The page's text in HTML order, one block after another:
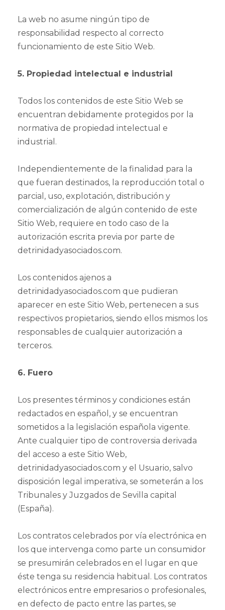
La web no asume ningún tipo de
responsabilidad respecto al correcto
funcionamiento de este Sitio Web.
5. Propiedad intelectual e industrial
Todos los contenidos de este Sitio Web se
encuentran debidamente protegidos por la
normativa de propiedad intelectual e
industrial.
Independientemente de la finalidad para la
que fueran destinados, la reproducción total o
parcial, uso, explotación, distribución y
comercialización de algún contenido de este
Sitio Web, requiere en todo caso de la
autorización escrita previa por parte de
detrinidadyasociados.com.
Los contenidos ajenos a
detrinidadyasociados.com que pudieran
aparecer en este Sitio Web, pertenecen a sus
respectivos propietarios, siendo ellos mismos los
responsables de cualquier autorización a
terceros.
6. Fuero
Los presentes términos y condiciones están
redactados en español, y se encuentran
sometidos a la legislación española vigente.
Ante cualquier tipo de controversia derivada
del acceso a este Sitio Web,
detrinidadyasociados.com y el Usuario, salvo
disposición legal imperativa, se someterán a los
Tribunales y Juzgados de Sevilla capital
(España).
Los contratos celebrados por vía electrónica en
los que intervenga como parte un consumidor
se presumirán celebrados en el lugar en que
éste tenga su residencia habitual. Los contratos
electrónicos entre empresarios o profesionales,
en defecto de pacto entre las partes, se